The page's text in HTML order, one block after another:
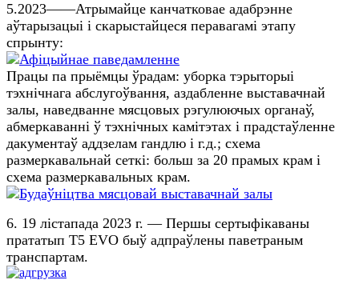
5.2023——Атрымайце канчатковае адабрэнне
аўтарызацыі і скарыстайцеся перавагамі этапу
спрынту:
Працы па прыёмцы ўрадам: уборка тэрыторыі
тэхнічнага абслугоўвання, аздабленне выставачнай
залы, наведванне мясцовых рэгулюючых органаў,
абмеркаванні ў тэхнічных камітэтах і прадстаўленне
дакументаў аддзелам гандлю і г.д.; схема
размеркавальнай сеткі: больш за 20 прамых крам і
схема размеркавальных крам.
6. 19 лістапада 2023 г. — Першы сертыфікаваны
прататып T5 EVO быў адпраўлены паветраным
транспартам.